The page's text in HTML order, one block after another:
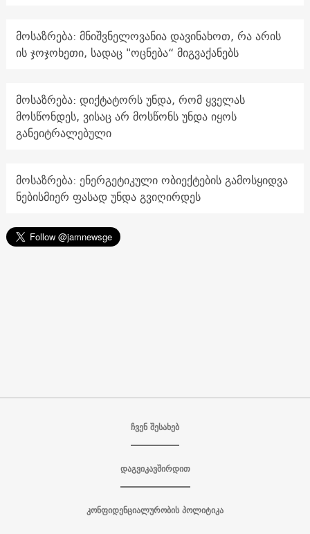
მოსაზრება: მნიშვნელოვანია დავინახოთ, რა არის
ის ჯოჯოხეთი, სადაც "ოცნება“ მიგვაქანებს
მოსაზრება: დიქტატორს უნდა, რომ ყველას
მოსწონდეს, ვისაც არ მოსწონს უნდა იყოს
განეიტრალებული
მოსაზრება: ენერგეტიკული ობიექტების გამოსყიდვა
ნებისმიერ ფასად უნდა გვიღირდეს
ჩვენ შესახებ
დაგვიკავშირდით
კონფიდენციალურობის პოლიტიკა